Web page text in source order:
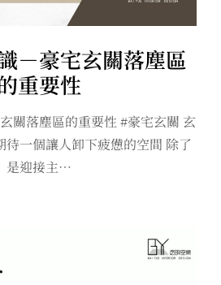
－豪宅玄關落塵區
重要性
關落塵區的重要性 #豪宅玄關 玄
待一個讓人卸下疲憊的空間 除了
是迎接主…